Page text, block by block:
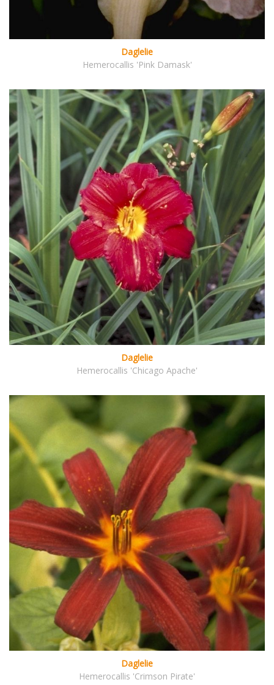
Daglelie
Hemerocallis 'Pink Damask'
Daglelie
Hemerocallis 'Chicago Apache'
Daglelie
Hemerocallis 'Crimson Pirate'